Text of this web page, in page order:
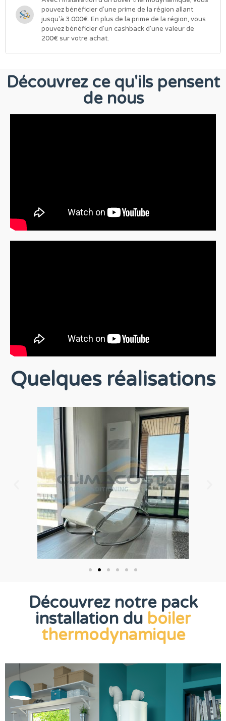
pouvez bénéficier d'une prime de la région allant
jusqu'à 3.000€. En plus de la prime de la région, vous
pouvez bénéficier d'un cashback d'une valeur de
200€ sur votre achat.
Découvrez ce qu'ils pensent
de nous
Quelques réalisations
Découvrez notre pack
installation du boiler
thermodynamique